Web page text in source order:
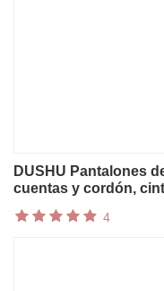
DUSHU Pantalones
cuentas y cordón,
holgado
4